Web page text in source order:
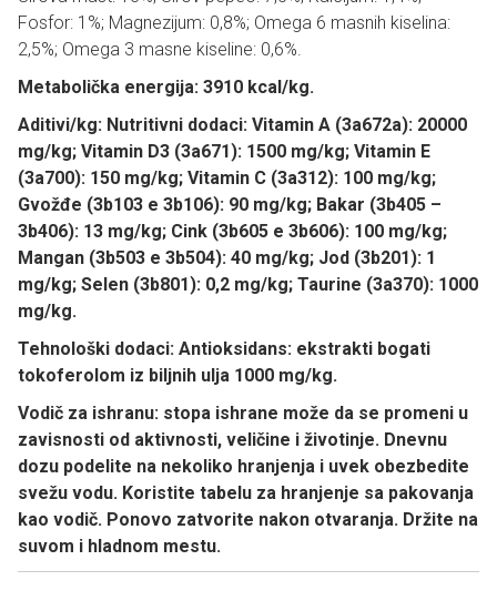
Fosfor: 1%; Magnezijum: 0,8%; Omega 6 masnih kiselina:
2,5%; Omega 3 masne kiseline: 0,6%.
Metabolička energija: 3910 kcal/kg.
Aditivi/kg: Nutritivni dodaci: Vitamin A (3a672a): 20000
mg/kg; Vitamin D3 (3a671): 1500 mg/kg; Vitamin E
(3a700): 150 mg/kg; Vitamin C (3a312): 100 mg/kg;
Gvožđe (3b103 e 3b106): 90 mg/kg; Bakar (3b405 –
3b406): 13 mg/kg; Cink (3b605 e 3b606): 100 mg/kg;
Mangan (3b503 e 3b504): 40 mg/kg; Jod (3b201): 1
mg/kg; Selen (3b801): 0,2 mg/kg; Taurine (3a370): 1000
mg/kg.
Tehnološki dodaci: Antioksidans: ekstrakti bogati
tokoferolom iz biljnih ulja 1000 mg/kg.
Vodič za ishranu: stopa ishrane može da se promeni u
zavisnosti od aktivnosti, veličine i životinje. Dnevnu
dozu podelite na nekoliko hranjenja i uvek obezbedite
svežu vodu. Koristite tabelu za hranjenje sa pakovanja
kao vodič. Ponovo zatvorite nakon otvaranja. Držite na
suvom i hladnom mestu.